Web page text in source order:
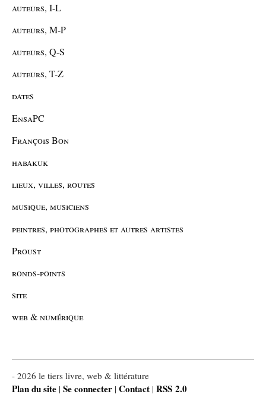
auteurs, I-L
auteurs, M-P
auteurs, Q-S
auteurs, T-Z
dates
EnsaPC
François Bon
habakuk
lieux, villes, routes
musique, musiciens
peintres, photographes et autres artistes
Proust
ronds-points
site
web & numérique
- 2026 le tiers livre, web & littérature
Plan du site | Se connecter | Contact | RSS 2.0